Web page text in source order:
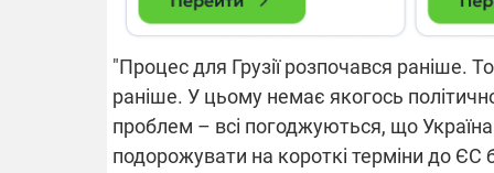
"Процес для Грузії розпочався раніше.
раніше. У цьому немає якогось
проблем – всі погоджуються, що
подорожувати на короткі терміни до ЄС